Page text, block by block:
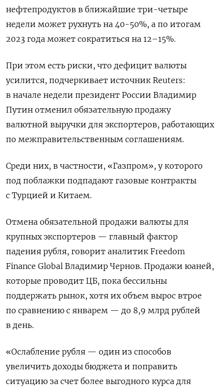
нефтепродуктов в ближайшие три-четыре
недели может рухнуть на 40-50%, а по итогам
2023 года может сократиться на 12–15%.
При этом есть риски, что дефицит валюты
усилится, подчеркивает источник Reuters:
в начале недели президент России Владимир
Путин отменил обязательную продажу
валютной выручки для экспортеров, работающих
по межправительственным соглашениям.
Среди них, в частности, «Газпром», у которого
под поблажки подпадают газовые контракты
с Турцией и Китаем.
Отмена обязательной продажи валюты для
крупных экспортеров — главный фактор
падения рубля, говорит аналитик Freedom
Finance Global Владимир Чернов. Продажи юаней,
которые проводит ЦБ, пока бессильны
поддержать рынок, хотя их объем вырос втрое
по сравнению с январем — до 8,9 млрд рублей
в день.
«Ослабление рубля — один из способов
увеличить доходы бюджета и поправить
ситуацию за счет более выгодного курса для